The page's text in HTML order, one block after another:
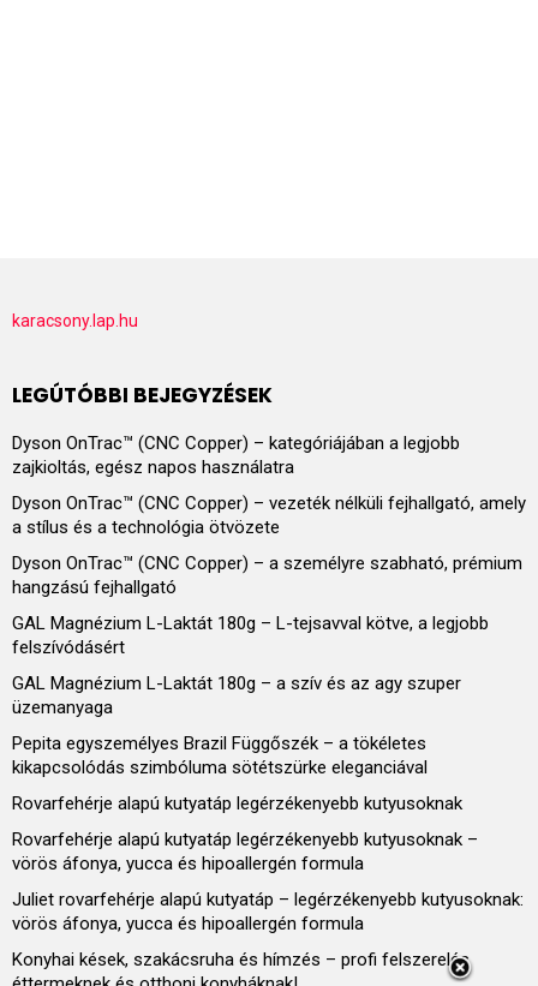
karacsony.lap.hu
LEGÚTÓBBI BEJEGYZÉSEK
Dyson OnTrac™ (CNC Copper) – kategóriájában a legjobb
zajkioltás, egész napos használatra
Dyson OnTrac™ (CNC Copper) – vezeték nélküli fejhallgató, amely
a stílus és a technológia ötvözete
Dyson OnTrac™ (CNC Copper) – a személyre szabható, prémium
hangzású fejhallgató
GAL Magnézium L-Laktát 180g – L-tejsavval kötve, a legjobb
felszívódásért
GAL Magnézium L-Laktát 180g – a szív és az agy szuper
üzemanyaga
Pepita egyszemélyes Brazil Függőszék – a tökéletes
kikapcsolódás szimbóluma sötétszürke eleganciával
Rovarfehérje alapú kutyatáp legérzékenyebb kutyusoknak
Rovarfehérje alapú kutyatáp legérzékenyebb kutyusoknak –
vörös áfonya, yucca és hipoallergén formula
Juliet rovarfehérje alapú kutyatáp – legérzékenyebb kutyusoknak:
vörös áfonya, yucca és hipoallergén formula
Konyhai kések, szakácsruha és hímzés – profi felszerelés